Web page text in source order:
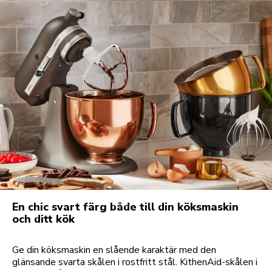
En chic svart färg både till din köksmaskin
och ditt kök
Ge din köksmaskin en slående karaktär med den
glänsande svarta skålen i rostfritt stål. KithenAid-skålen i